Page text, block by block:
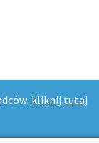
kliknij tutaj
.